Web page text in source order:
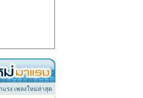
แรง เพลงใหม่ล่าสุด